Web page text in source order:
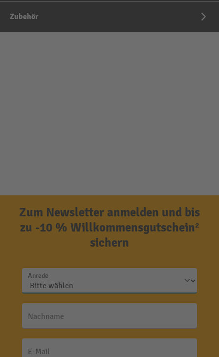
Zubehör
Zum Newsletter anmelden und bis
zu -10 % Willkommensgutschein²
sichern
Anrede
Nachname
E-Mail